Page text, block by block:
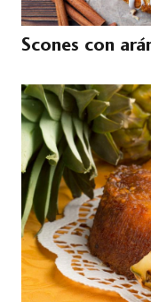
Scones con